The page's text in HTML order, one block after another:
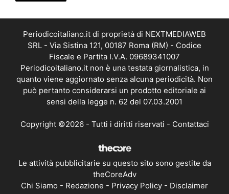
Periodicoitaliano.it di proprietà di NEXTMEDIAWEB
SRL - Via Sistina 121, 00187 Roma (RM) - Codice
Fiscale e Partita I.V.A. 09689341007
Periodicoitaliano.it non è una testata giornalistica, in
quanto viene aggiornato senza alcuna periodicità. Non
può pertanto considerarsi un prodotto editoriale ai
sensi della legge n. 62 del 07.03.2001
Copyright ©2026 - Tutti i diritti riservati - Contattaci
Le attività pubblicitarie su questo sito sono gestite da
theCoreAdv
Chi Siamo - Redazione - Privacy Policy - Disclaimer